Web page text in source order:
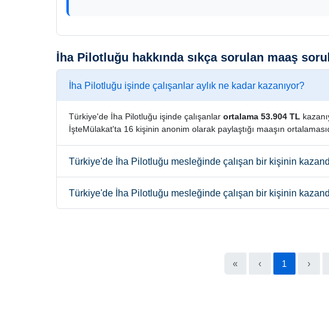
İha Pilotluğu hakkında sıkça sorulan maaş
İha Pilotluğu işinde çalışanlar aylık ne kadar kazanıyor?
Türkiye'de İha Pilotluğu işinde çalışanlar ortalama 53.904 TL
İşteMülakat'ta 16 kişinin anonim olarak paylaştığı maaşın
Türkiye'de İha Pilotluğu mesleğinde çalışan bir kişinin
Türkiye'de İha Pilotluğu mesleğinde çalışan bir kişinin
« ‹ 1 ›